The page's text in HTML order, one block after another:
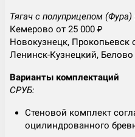
Тягач с полуприцепом
Кемерово от 25 000 ₽
Новокузнецк, Прокопьевск
Ленинск-Кузнецкий, Белово
Варианты комплектаций
СРУБ:
Стеновой комплект
оцилиндрованного